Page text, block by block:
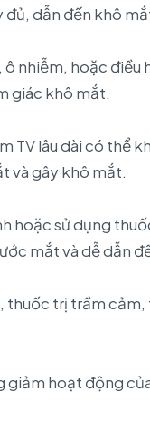
dẫn đến khô
nhiễm, hoặc điều
giác khô mắt.
TV lâu dài có thể
và gây khô mắt.
hoặc sử dụng
mắt và dễ dẫn
trị trầm
hoạt động